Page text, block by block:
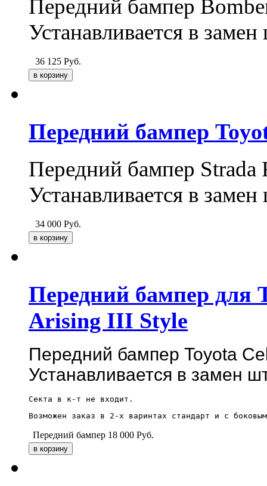
Передний бампер
Устанавливается в
36 125 Руб.
Передний бампер
Передний бампер Strada
Устанавливается в
34 000 Руб.
Передний бампер для
Arising III Style
Передний бампер Toyota
Устанавливается в замен
Секта в к-т не входит.
Возможен заказ в 2-х варинтах стандарт и с
Передний бампер 18 000 Руб.